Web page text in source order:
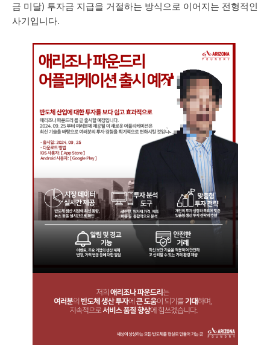
금 미달) 투자금 지급을 거절하는 방식으로 이어지는 전형적인
사기입니다.